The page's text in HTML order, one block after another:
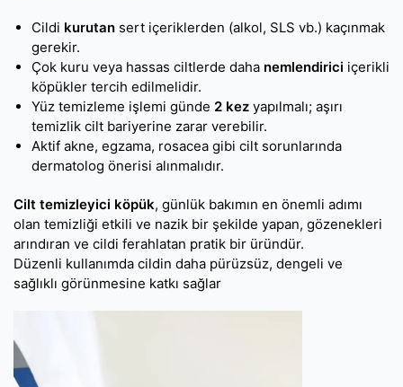
Cildi kurutan sert içeriklerden (alkol, SLS vb.) kaçınmak
gerekir.
Çok kuru veya hassas ciltlerde daha nemlendirici içerikli
köpükler tercih edilmelidir.
Yüz temizleme işlemi günde 2 kez yapılmalı; aşırı
temizlik cilt bariyerine zarar verebilir.
Aktif akne, egzama, rosacea gibi cilt sorunlarında
dermatolog önerisi alınmalıdır.
Cilt temizleyici köpük, günlük bakımın en önemli adımı
olan temizliği etkili ve nazik bir şekilde yapan, gözenekleri
arındıran ve cildi ferahlatan pratik bir üründür.
Düzenli kullanımda cildin daha pürüzsüz, dengeli ve
sağlıklı görünmesine katkı sağlar